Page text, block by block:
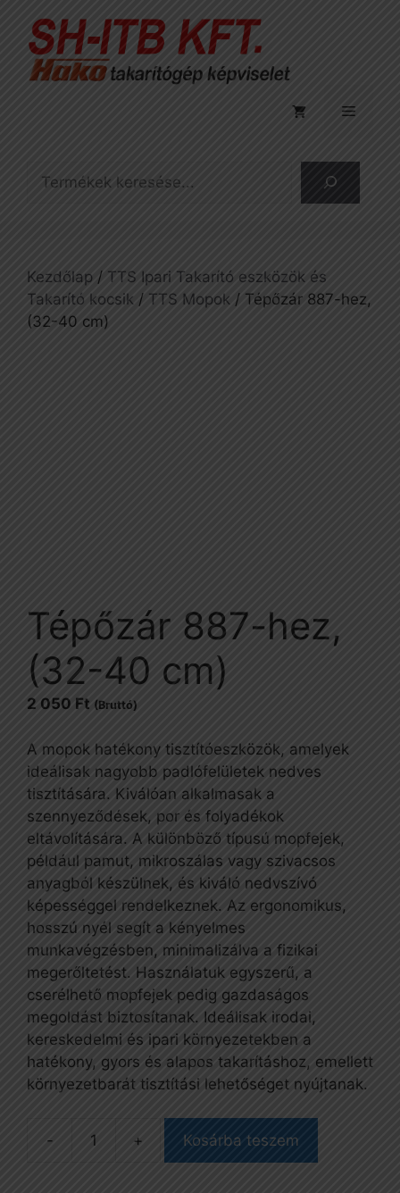
tartalomba
Menü
Kezdőlap / TTS Ipari Takarító eszközök és
Takarító kocsik / TTS Mopok / Tépőzár 887-hez,
(32-40 cm)
Tépőzár 887-hez,
(32-40 cm)
2 050 Ft (Bruttó)
A mopok hatékony tisztítóeszközök, amelyek
ideálisak nagyobb padlófelületek nedves
tisztítására. Kiválóan alkalmasak a
szennyeződések, por és folyadékok
eltávolítására. A különböző típusú mopfejek,
például pamut, mikroszálas vagy szivacsos
anyagból készülnek, és kiváló nedvszívó
képességgel rendelkeznek. Az ergonomikus,
hosszú nyél segít a kényelmes
munkavégzésben, minimalizálva a fizikai
megerőltetést. Használatuk egyszerű, a
cserélhető mopfejek pedig gazdaságos
megoldást biztosítanak. Ideálisak irodai,
kereskedelmi és ipari környezetekben a
hatékony, gyors és alapos takarításhoz, emellett
környezetbarát tisztítási lehetőséget nyújtanak.
Tépőzár
Kosárba teszem